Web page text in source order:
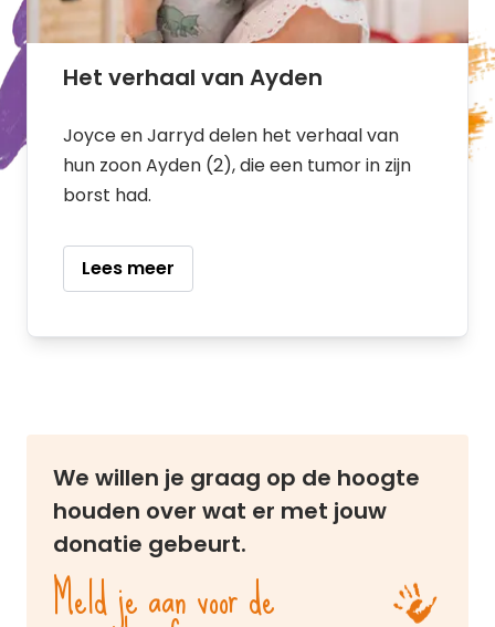
Het verhaal van Ayden
Joyce en Jarryd delen het verhaal van
hun zoon Ayden (2), die een tumor in zijn
borst had.
Lees meer
We willen je graag op de hoogte
houden over wat er met jouw
donatie gebeurt.
Meld je aan voor de